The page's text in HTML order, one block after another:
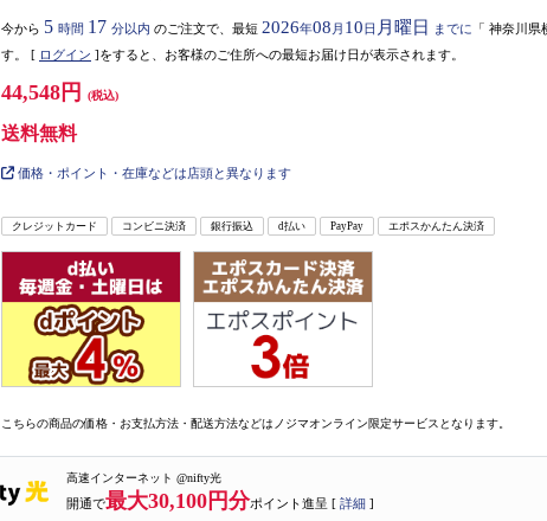
今から 5 時間 17 分以内 のご注文で、最短 2026年08 月 10日 月曜日 までに 「 神奈川県
す。 [ ログイン ]をすると、お客様のご住所への最短お届け日が表示されます。
44,548円 (税込)
送料無料
価格・ポイント・在庫などは店頭と異なります
クレジットカード コンビニ決済 銀行振込 d払い PayPay エポスかんたん決済
こちらの商品の価格・お支払方法・配送方法などはノジマオンライン限定サービスとなります。
高速インターネット @nifty光
開通で最大30,100円分ポイント進呈 [ 詳細 ]